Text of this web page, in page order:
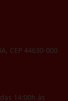
CEP 44630-000
14:00h às